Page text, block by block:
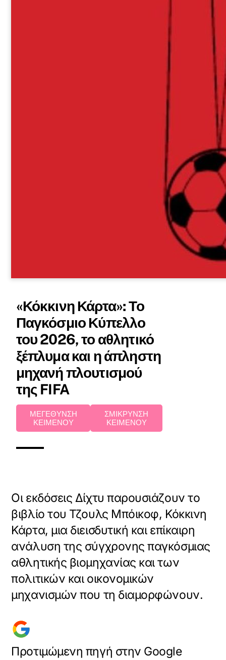
«Κόκκινη Κάρτα»: Το
Παγκόσμιο Κύπελλο
του 2026, το αθλητικό
ξέπλυμα και η άπληστη
μηχανή πλουτισμού
της FIFA
ΜΕΓΕΘΥΝΣΗ
ΚΕΙΜΕΝΟΥ
ΣΜΙΚΡΥΝΣΗ
ΚΕΙΜΕΝΟΥ
Οι εκδόσεις Δίχτυ παρουσιάζουν το
βιβλίο του Τζουλς Μπόικοφ, Κόκκινη
Κάρτα, μια διεισδυτική και επίκαιρη
ανάλυση της σύγχρονης παγκόσμιας
αθλητικής βιομηχανίας και των
πολιτικών και οικονομικών
μηχανισμών που τη διαμορφώνουν.
Προτιμώμενη πηγή στην Google